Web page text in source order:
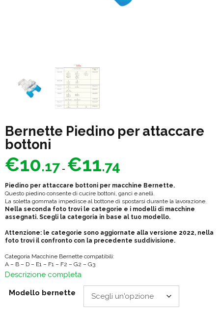
Bernette Piedino per attaccare
bottoni
€10.17 - €11.74
da
€10.17
a
€11.74
Piedino per attaccare bottoni per macchine Bernette.
Questo piedino consente di cucire bottoni, ganci e anelli.
La soletta gommata impedisce al bottone di spostarsi durante la lavorazione.
Nella seconda foto trovi le categorie e i modelli di macchine
assegnati. Scegli la categoria in base al tuo modello.
Attenzione: le categorie sono aggiornate alla versione 2022, nella
foto trovi il confronto con la precedente suddivisione.
Categoria Macchine Bernette compatibili:
A – B – D – E1 – F1 – F2 – G2 – G3
Descrizione completa
Modello bernette